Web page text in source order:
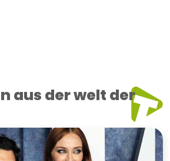
aus der welt der